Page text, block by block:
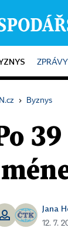
ZPRÁVY
› Byznys
Jana
12. 7.